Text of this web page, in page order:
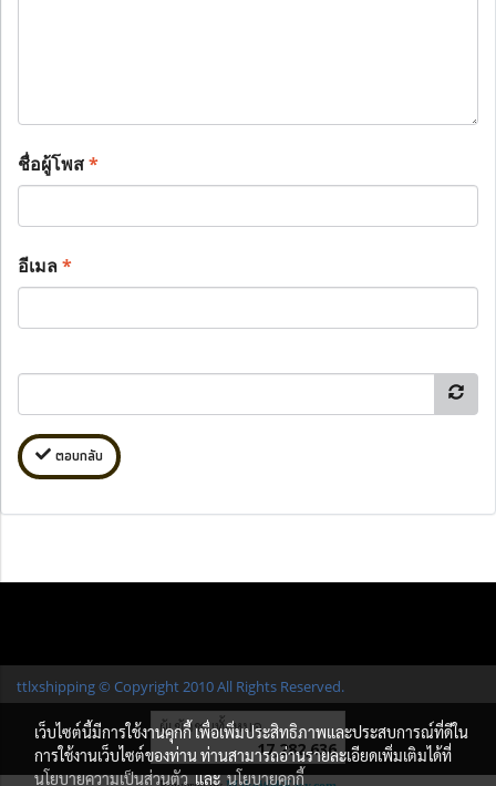
ชื่อผู้โพส*
อีเมล*
ตอบกลับ
ttlxshipping © Copyright 2010 All Rights Reserved.
ผู้เข้าชมทั้งหมด
17,282,636
เว็บไซต์นี้มีการใช้งานคุกกี้ เพื่อเพิ่มประสิทธิภาพและประสบการณ์ที่ดีใน
การใช้งานเว็บไซต์ของท่าน ท่านสามารถอ่านรายละเอียดเพิ่มเติมได้ที่
นโยบายความเป็นส่วนตัวและนโยบายคุกกี้